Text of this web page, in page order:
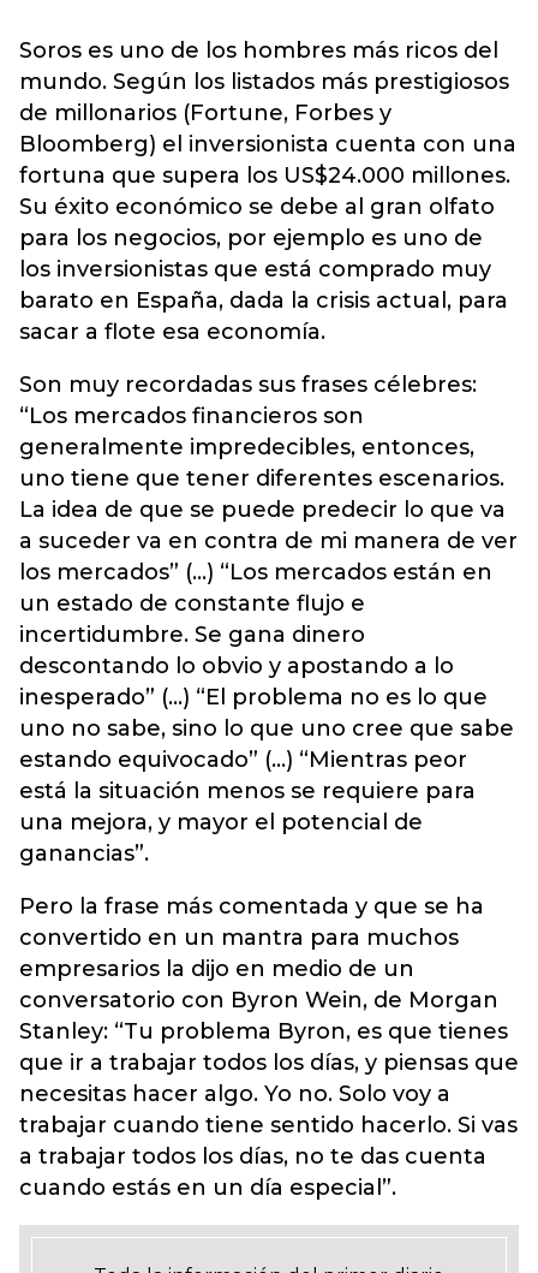
Soros es uno de los hombres más ricos del
mundo. Según los listados más prestigiosos
de millonarios (Fortune, Forbes y
Bloomberg) el inversionista cuenta con una
fortuna que supera los US$24.000 millones.
Su éxito económico se debe al gran olfato
para los negocios, por ejemplo es uno de
los inversionistas que está comprado muy
barato en España, dada la crisis actual, para
sacar a flote esa economía.
Son muy recordadas sus frases célebres:
“Los mercados financieros son
generalmente impredecibles, entonces,
uno tiene que tener diferentes escenarios.
La idea de que se puede predecir lo que va
a suceder va en contra de mi manera de ver
los mercados” (...) “Los mercados están en
un estado de constante flujo e
incertidumbre. Se gana dinero
descontando lo obvio y apostando a lo
inesperado” (...) “El problema no es lo que
uno no sabe, sino lo que uno cree que sabe
estando equivocado” (...) “Mientras peor
está la situación menos se requiere para
una mejora, y mayor el potencial de
ganancias”.
Pero la frase más comentada y que se ha
convertido en un mantra para muchos
empresarios la dijo en medio de un
conversatorio con Byron Wein, de Morgan
Stanley: “Tu problema Byron, es que tienes
que ir a trabajar todos los días, y piensas que
necesitas hacer algo. Yo no. Solo voy a
trabajar cuando tiene sentido hacerlo. Si vas
a trabajar todos los días, no te das cuenta
cuando estás en un día especial”.